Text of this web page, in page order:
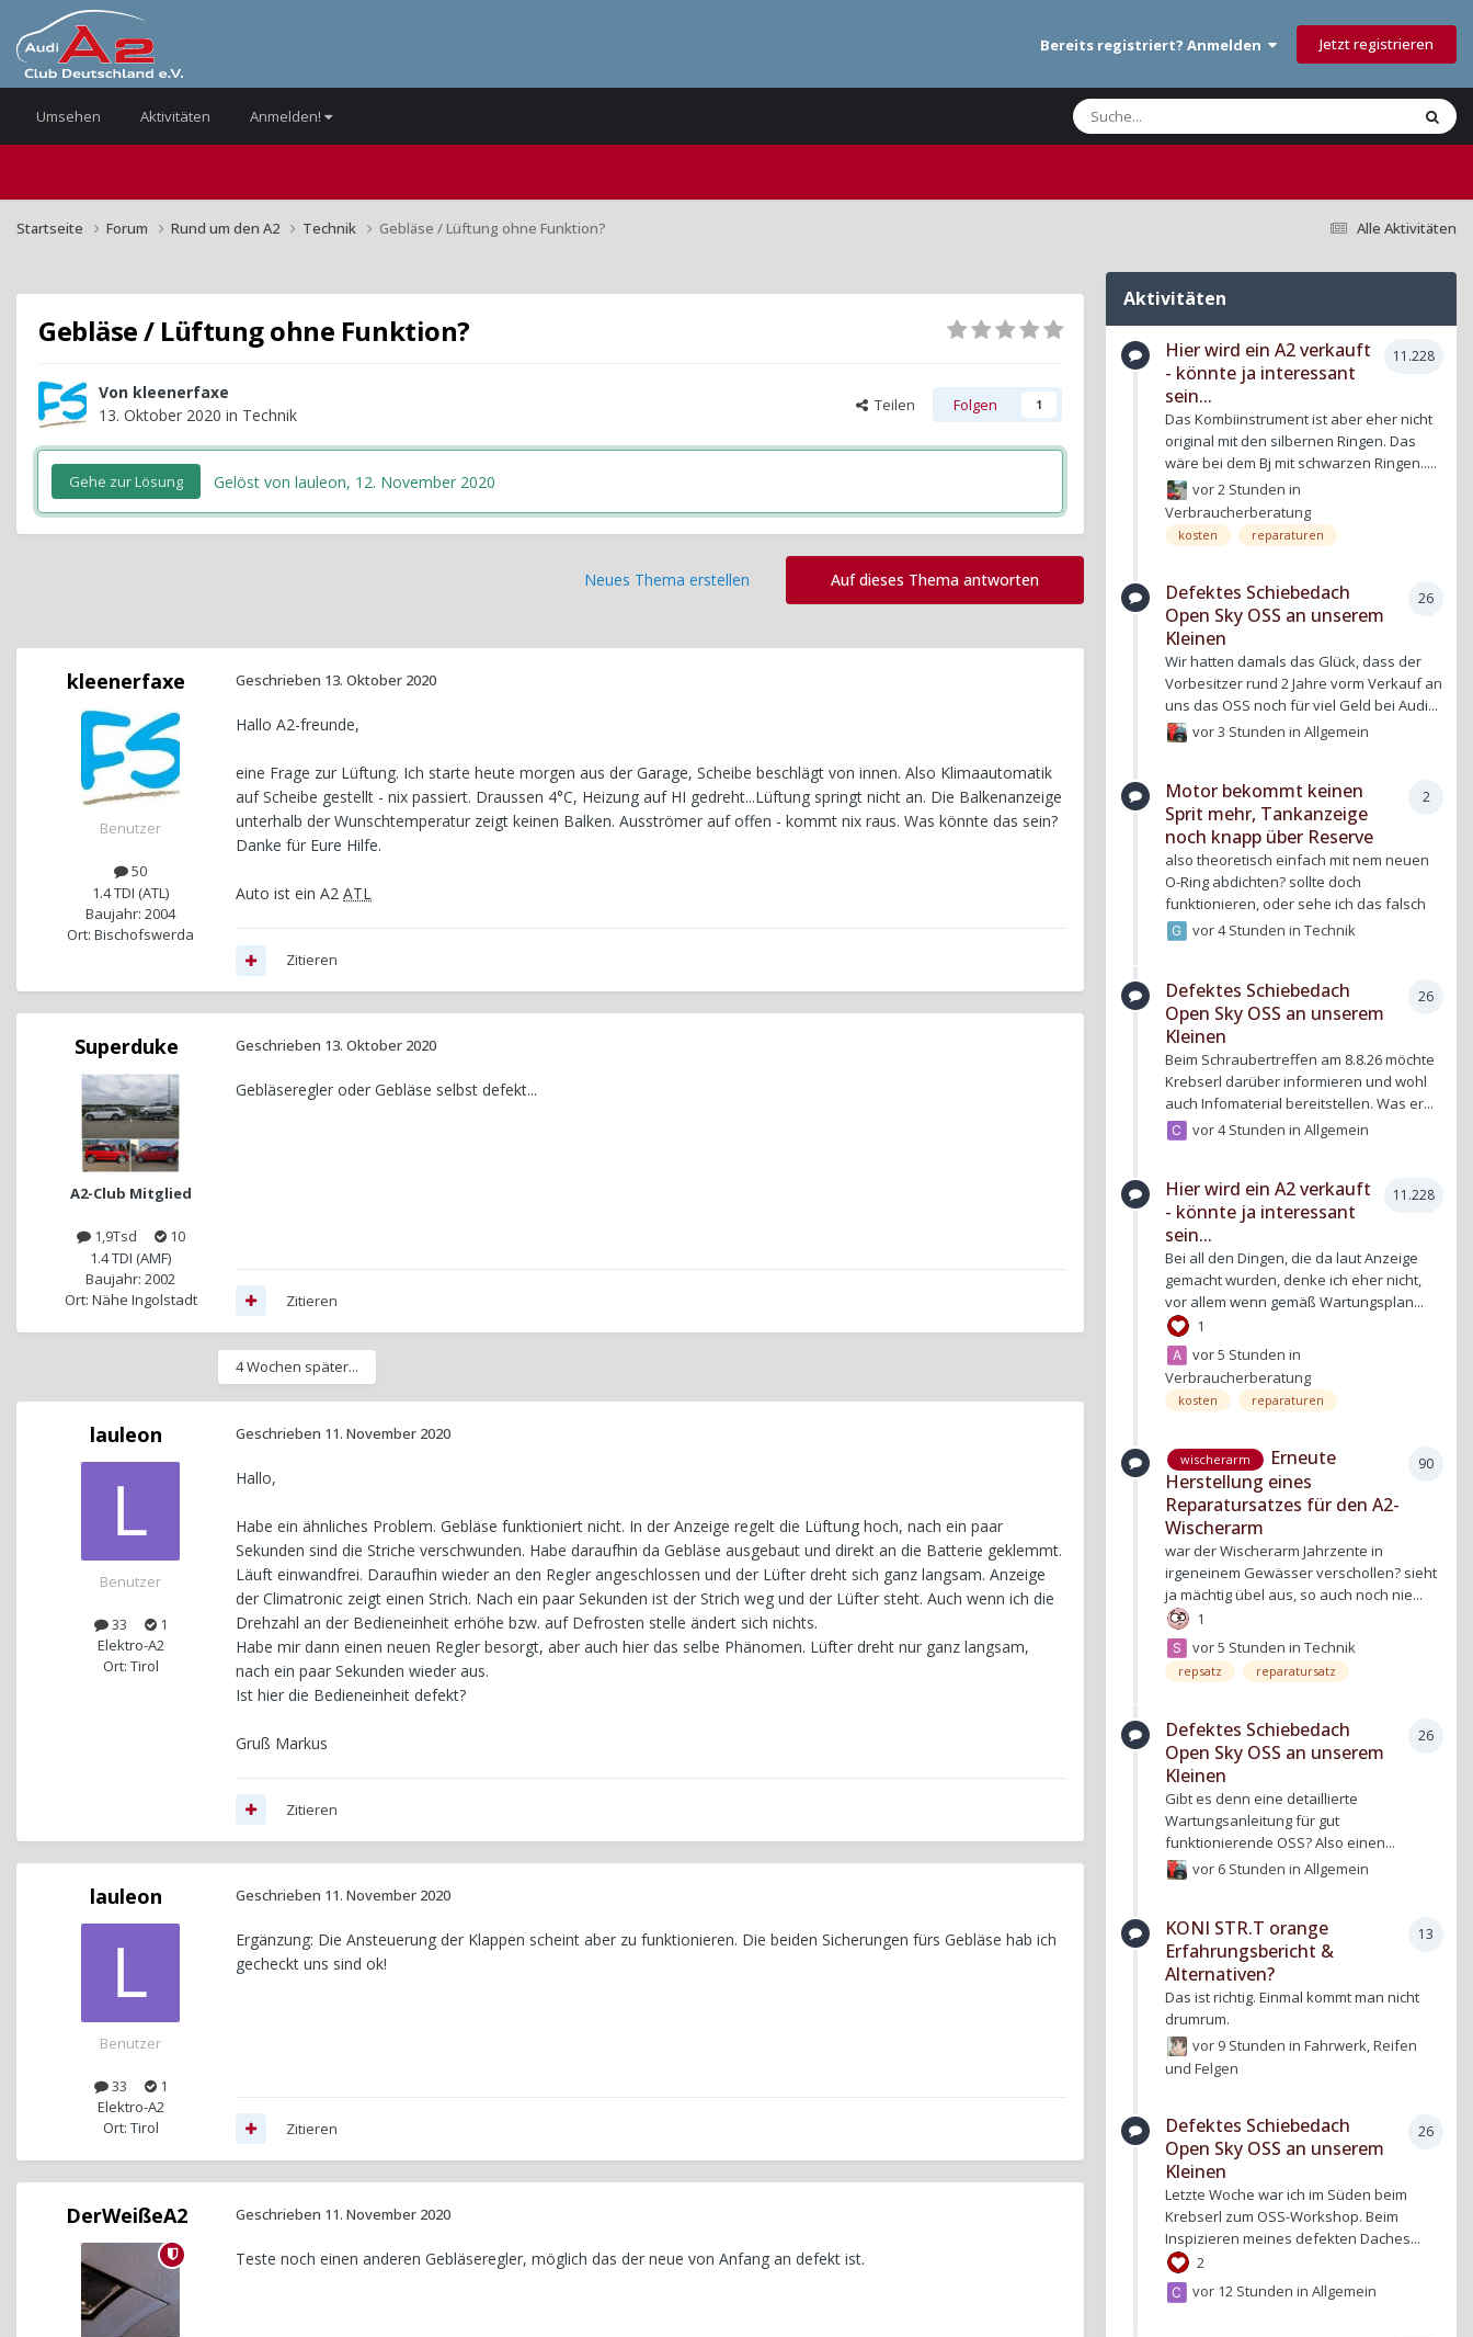
Bereits registriert? Anmelden Jetzt registrieren
Umsehen Aktivitäten Anmelden!
Alle Aktivitäten
Startseite Forum Rund um den A2 Technik Gebläse / Lüftung ohne Funktion?
Gebläse / Lüftung ohne Funktion?
Von kleenerfaxe
13. Oktober 2020 in Technik Teilen Folgen 1
Gehe zur Lösung Gelöst von lauleon, 12. November 2020
Auf dieses Thema antworten
Neues Thema erstellen
kleenerfaxe
Benutzer
50
1.4 TDI (ATL)
Baujahr: 2004
Ort: Bischofswerda
Geschrieben 13. Oktober 2020
Hallo A2-freunde,
eine Frage zur Lüftung. Ich starte heute morgen aus der Garage, Scheibe beschlägt von innen. Also Klimaautomatik
auf Scheibe gestellt - nix passiert. Draussen 4°C, Heizung auf HI gedreht...Lüftung springt nicht an. Die Balkenanzeige
unterhalb der Wunschtemperatur zeigt keinen Balken. Ausströmer auf offen - kommt nix raus. Was könnte das sein?
Danke für Eure Hilfe.
Auto ist ein A2 ATL
Zitieren
Superduke
A2-Club Mitglied
1,9Tsd
10
1.4 TDI (AMF)
Baujahr: 2002
Ort: Nähe Ingolstadt
Geschrieben 13. Oktober 2020
Gebläseregler oder Gebläse selbst defekt...
Zitieren
4 Wochen später...
lauleon
Benutzer
33
1
Elektro-A2
Ort: Tirol
Geschrieben 11. November 2020
Hallo,
Habe ein ähnliches Problem. Gebläse funktioniert nicht. In der Anzeige regelt die Lüftung hoch, nach ein paar
Sekunden sind die Striche verschwunden. Habe daraufhin da Gebläse ausgebaut und direkt an die Batterie geklemmt.
Läuft einwandfrei. Daraufhin wieder an den Regler angeschlossen und der Lüfter dreht sich ganz langsam. Anzeige
der Climatronic zeigt einen Strich. Nach ein paar Sekunden ist der Strich weg und der Lüfter steht. Auch wenn ich die
Drehzahl an der Bedieneinheit erhöhe bzw. auf Defrosten stelle ändert sich nichts.
Habe mir dann einen neuen Regler besorgt, aber auch hier das selbe Phänomen. Lüfter dreht nur ganz langsam,
nach ein paar Sekunden wieder aus.
Ist hier die Bedieneinheit defekt?
Gruß Markus
Zitieren
lauleon
Benutzer
33
1
Elektro-A2
Ort: Tirol
Geschrieben 11. November 2020
Ergänzung: Die Ansteuerung der Klappen scheint aber zu funktionieren. Die beiden Sicherungen fürs Gebläse hab ich
gecheckt uns sind ok!
Zitieren
DerWeißeA2 Geschrieben 11. November 2020
Teste noch einen anderen Gebläseregler, möglich das der neue von Anfang an defekt ist.
Aktivitäten
11.228
Hier wird ein A2 verkauft
- könnte ja interessant
sein...
Das Kombiinstrument ist aber eher nicht
original mit den silbernen Ringen. Das
wäre bei dem Bj mit schwarzen Ringen.....
vor 2 Stunden in
Verbraucherberatung
kosten reparaturen
26
Defektes Schiebedach
Open Sky OSS an unserem
Kleinen
Wir hatten damals das Glück, dass der
Vorbesitzer rund 2 Jahre vorm Verkauf an
uns das OSS noch für viel Geld bei Audi...
vor 3 Stunden inAllgemein
2
Motor bekommt keinen
Sprit mehr, Tankanzeige
noch knapp über Reserve
also theoretisch einfach mit nem neuen
O-Ring abdichten? sollte doch
funktionieren, oder sehe ich das falsch
vor 4 Stunden inTechnik
26
Defektes Schiebedach
Open Sky OSS an unserem
Kleinen
Beim Schraubertreffen am 8.8.26 möchte
Krebserl darüber informieren und wohl
auch Infomaterial bereitstellen. Was er...
vor 4 Stunden inAllgemein
11.228
Hier wird ein A2 verkauft
- könnte ja interessant
sein...
Bei all den Dingen, die da laut Anzeige
gemacht wurden, denke ich eher nicht,
vor allem wenn gemäß Wartungsplan...
1
vor 5 Stunden in
Verbraucherberatung
kosten reparaturen
90
wischerarm
Erneute
Herstellung eines
Reparatursatzes für den A2-
Wischerarm
war der Wischerarm Jahrzente in
irgeneinem Gewässer verschollen? sieht
ja mächtig übel aus, so auch noch nie...
1
vor 5 Stunden inTechnik
repsatz reparatursatz
26
Defektes Schiebedach
Open Sky OSS an unserem
Kleinen
Gibt es denn eine detaillierte
Wartungsanleitung für gut
funktionierende OSS? Also einen...
vor 6 Stunden inAllgemein
13
KONI STR.T orange
Erfahrungsbericht &
Alternativen?
Das ist richtig. Einmal kommt man nicht
drumrum.
vor 9 Stunden inFahrwerk, Reifen
und Felgen
26
Defektes Schiebedach
Open Sky OSS an unserem
Kleinen
Letzte Woche war ich im Süden beim
Krebserl zum OSS-Workshop. Beim
Inspizieren meines defekten Daches...
2
vor 12 Stunden inAllgemein